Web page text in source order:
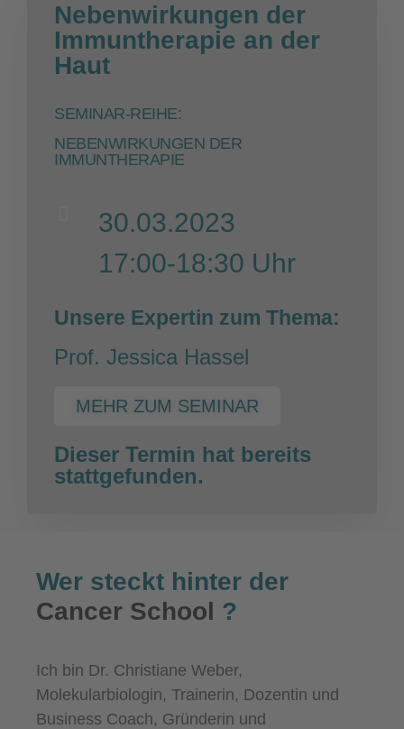
Nebenwirkungen der
Immuntherapie an der
Haut
SEMINAR-REIHE:
NEBENWIRKUNGEN DER
IMMUNTHERAPIE
30.03.2023
17:00-18:30 Uhr
Unsere Expertin zum Thema:
Prof. Jessica Hassel
MEHR ZUM SEMINAR
Dieser Termin hat bereits
stattgefunden.
Wer steckt hinter der
Cancer School ?
Ich bin Dr. Christiane Weber,
Molekularbiologin, Trainerin, Dozentin und
Business Coach, Gründerin und